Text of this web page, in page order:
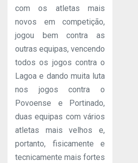
com os atletas mais
novos em competição,
jogou bem contra as
outras equipas, vencendo
todos os jogos contra o
Lagoa e dando muita luta
nos jogos contra o
Povoense e Portinado,
duas equipas com vários
atletas mais velhos e,
portanto, fisicamente e
tecnicamente mais fortes